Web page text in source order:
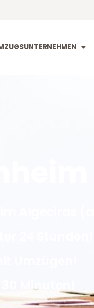
Algeciras
24 Stunden!
Umzügen!
Minuten!